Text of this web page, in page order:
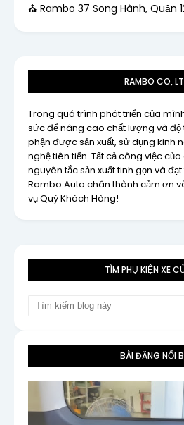
⛪ Rambo 37 Song Hành, Quận
RAMBO CO,
Trong quá trình phát triển của
sức để nâng cao chất lượng và độ
phận được sản xuất, sử dụng kinh
nghệ tiên tiến. Tất cả công việc
nguyên tắc sản xuất tinh gọn và
Rambo Auto chân thành cảm ơn
vụ Quý Khách Hàng!
TÌM PHỤ KIỆN XE
BÀI ĐĂNG NỔI